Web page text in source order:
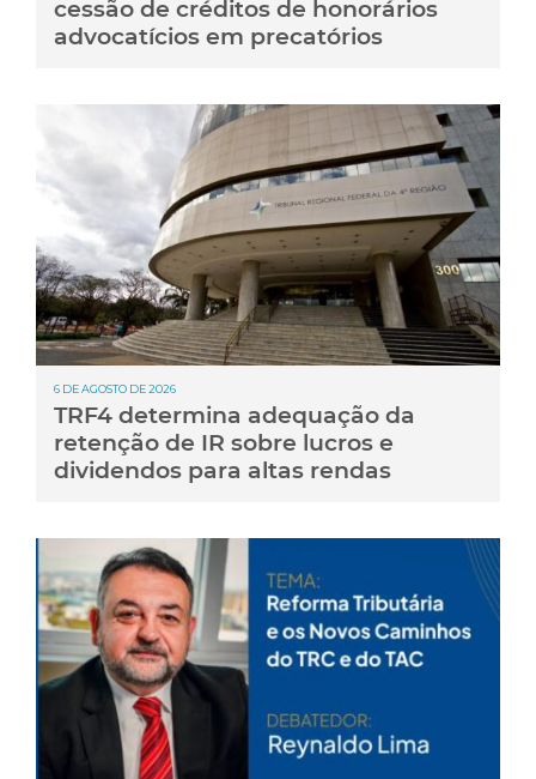
cessão de créditos de honorários
advocatícios em precatórios
6 DE AGOSTO DE 2026
TRF4 determina adequação da
retenção de IR sobre lucros e
dividendos para altas rendas